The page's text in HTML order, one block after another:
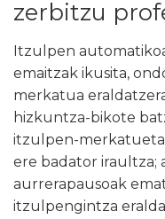
zerbitzu
Itzulpen
emaitzak ikusita,
merkatua
hizkuntza-bikote
itzulpen-
ere badator iraultza;
aurrerapausoak
itzulpengintza